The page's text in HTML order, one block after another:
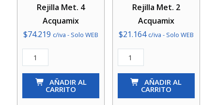
Rejilla Met. 4
Acquamix
$74.219 c/iva - Solo WEB
Válvula
Fondo
(Pie)
AÑADIR AL
CARRITO
Rejilla Met. 2
Acquamix
$21.164 c/iva - Solo WEB
Válvula
Fondo
(Pie)
AÑADIR AL
CARRITO